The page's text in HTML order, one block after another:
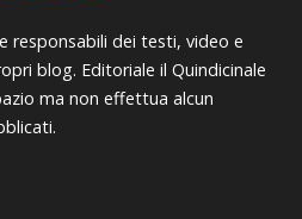
responsabili dei testi, video e
blog. Editoriale il Quindicinale
ma non effettua alcun